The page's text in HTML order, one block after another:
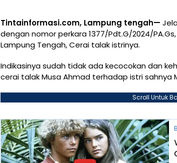
Tintainformasi.com, Lampung tengah—
dengan nomor perkara 1377/Pdt.G/2024/
Lampung Tengah, Cerai talak istrinya.
Indikasinya sudah tidak ada kecocokan dan
cerai talak Musa Ahmad terhadap istri sahnya
Scroll Untuk